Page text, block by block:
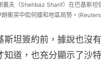
裏夫（Shehbaz Sharif）在巴基斯坦
衝突中如何緩和地區局勢。
斯坦簽約前，據說也沒
知道，也充分顯示了沙